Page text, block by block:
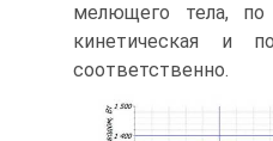
мелющего тела,
кинетическая и
соответственно.